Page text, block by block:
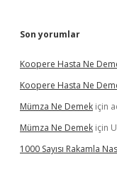
Son yorumlar
Koopere Hasta Ne
Koopere Hasta Ne
Mümza Ne Demek için
Mümza Ne Demek için
1000 Sayısı Rakamla